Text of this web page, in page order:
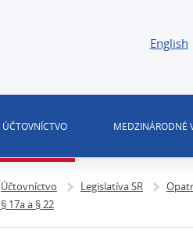
English
MEDZINÁRODNÉ
Účtovníctvo Legislatíva SR
17a a § 22